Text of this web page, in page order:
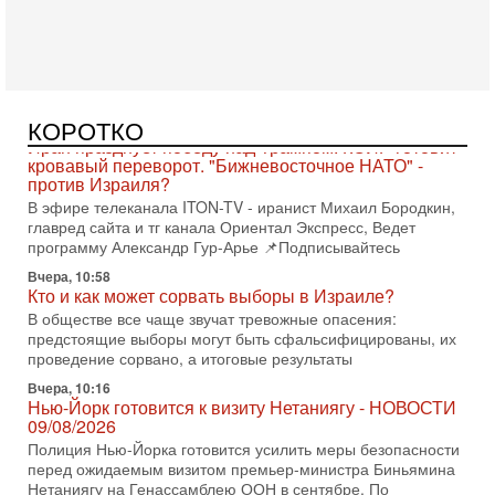
КОРОТКО
программу Александр Гур-Арье 📌Подписывайтесь
Вчера, 10:58
Кто и как может сорвать выборы в Израиле?
В обществе все чаще звучат тревожные опасения:
предстоящие выборы могут быть сфальсифицированы, их
проведение сорвано, а итоговые результаты
Вчера, 10:16
Нью-Йорк готовится к визиту Нетаниягу - НОВОСТИ
09/08/2026
Полиция Нью-Йорка готовится усилить меры безопасности
перед ожидаемым визитом премьер-министра Биньямина
8-08-2026, 16:56
Еврейский кандидат в арабской партии — зачем?
Израильская политика может получить неожиданный
поворот: еврейский кандидат — на реальном месте в
списке одной из арабских партий. Причем речь идет